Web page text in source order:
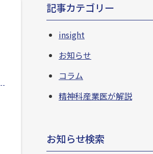
記事カテゴリー
insight
お知らせ
コラム
精神科産業医が解説
お知らせ検索